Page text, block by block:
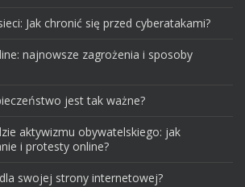
Jak chronić się przed cyberatakami?
najnowsze zagrożenia i sposoby
jest tak ważne?
aktywizmu obywatelskiego: jak
i protesty online?
swojej strony internetowej?